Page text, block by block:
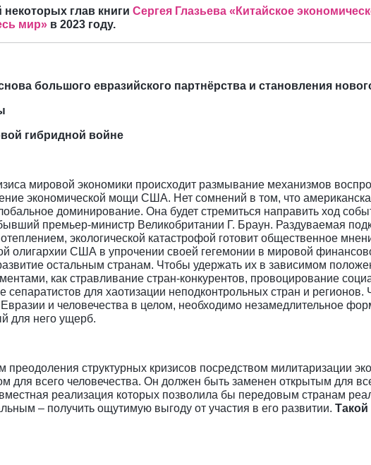
глав книги Сергея Глазьева «Китайское
мир» в 2023 году.
большого евразийского партнёрства и становления
гибридной войне
мировой экономики происходит размывание механизмов
экономической мощи США. Нет сомнений в том, что
доминирование. Она будет стремиться направить ход
премьер-министр Великобритании Г. Браун. Раздуваемая
экологической катастрофой готовит общественное
олигархии США в упрочении своей гегемонии в мировой
остальным странам. Чтобы удержать их в зависимом
как стравливание стран-конкурентов, провоцирование
для хаотизации неподконтрольных стран и
и человечества в целом, необходимо незамедлительное
для него ущерб.
структурных кризисов посредством милитаризации
для всего человечества. Он должен быть заменен открытым для
реализация которых позволила бы передовым странам
– получить ощутимую выгоду от участия в его развитии.